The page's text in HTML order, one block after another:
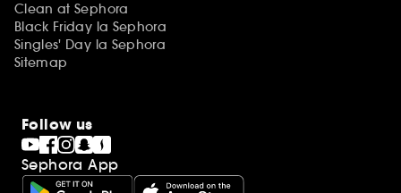
Clean at Sephora
Black Friday la Sephora
Singles' Day la Sephora
Sitemap
Follow us
Sephora App